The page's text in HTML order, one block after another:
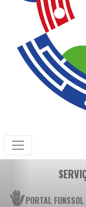
PORTAL FUNSSOL